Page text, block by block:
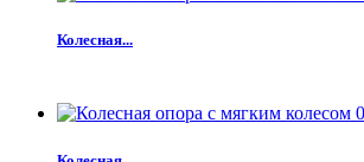
Колесная...